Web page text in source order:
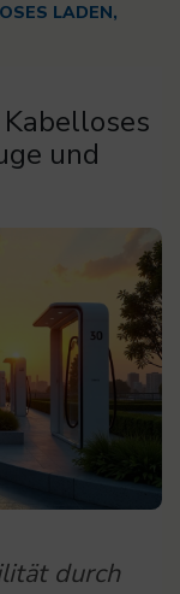
LADEN,
und
durch